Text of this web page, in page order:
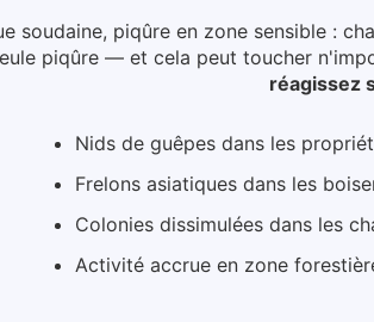
soudaine, piqûre en zone sensible :
piqûre — et cela peut toucher
réagissez
Nids de guêpes dans les
Frelons asiatiques dans les
Colonies dissimulées dans les
Activité accrue en zone